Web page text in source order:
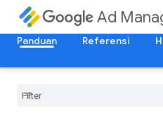
Ad
Panduan
Referensi